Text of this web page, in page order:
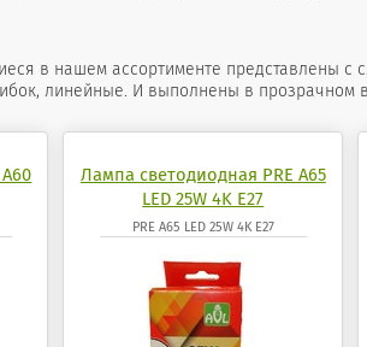
в нашем ассортименте представлены с
линейные. И выполнены в прозрачном
Лампа светодиодная PRE A65
LED 25W 4K E27
PRE A65 LED 25W 4K E27